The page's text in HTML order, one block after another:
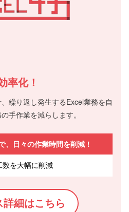
率化！
繰り返し発生するExcel業務を自
手作業を減らします。
、日々の作業時間を削減！
を大幅に削減
詳細はこちら